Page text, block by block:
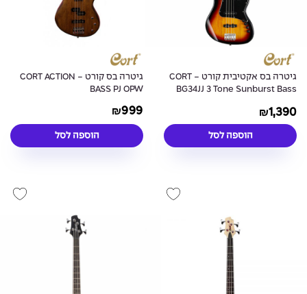
גיטרה בס אקטיבית קורט - CORT
BG34JJ 3 Tone Sunburst Bass
₪1,390
הוספה לסל
גיטרה בס קורט - CORT ACTION
BASS PJ OPW
₪999
הוספה לסל